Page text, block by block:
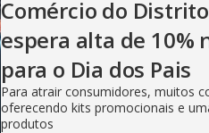
Comércio do
espera alta de 10%
para o Dia dos Pais
Para atrair consumidores, muitos
oferecendo kits promocionais e
produtos